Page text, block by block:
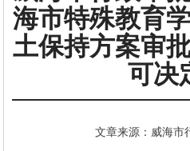
海市特殊教育
土保持方案审
可决
文章来源：威海市